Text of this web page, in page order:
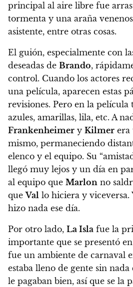
principal al aire libre fue
tormenta y una araña
asistente, entre otras cosas.
El guión, especialmente con
deseadas de Brando,
control. Cuando los actores
una película, aparecen estas
revisiones. Pero en la película
azules, amarillas, lila, etc. A
Frankenheimer y Kilmer era
mismo, permaneciendo
elenco y el equipo. Su
llegó muy lejos y un día en
al equipo que Marlon no
queVal lo hiciera y viceversa.
hizo nada ese día.
Por otro lado, La Isla fue la
importante que se presentó en
fue un ambiente de carnaval
estaba lleno de gente sin nada
le pagaban bien, así que se la